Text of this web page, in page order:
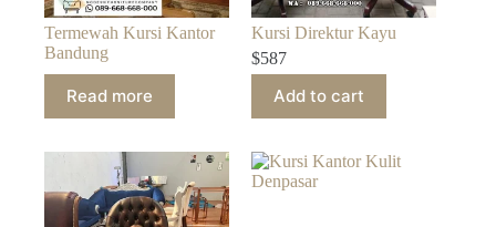
Termewah Kursi Kantor
Bandung
Read more
Kursi Direktur Kayu
$587
Add to cart